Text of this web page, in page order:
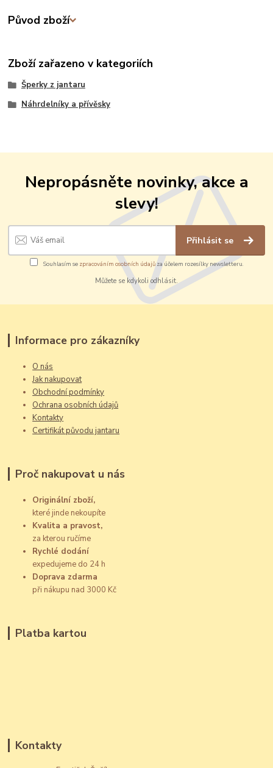
Původ zboží
Zboží zařazeno v kategoriích
Šperky z jantaru
Náhrdelníky a přívěsky
Nepropásněte novinky, akce a
slevy!
Přihlásit se
Souhlasím se zpracováním osobních údajůza účelem rozesílky newsletteru.
Můžete se kdykoli odhlásit.
Informace pro zákazníky
O nás
Jak nakupovat
Obchodní podmínky
Ochrana osobních údajů
Kontakty
Certifikát původu jantaru
Proč nakupovat u nás
Originální zboží,
které jinde nekoupíte
Kvalita a pravost,
za kterou ručíme
Rychlé dodání
expedujeme do 24 h
Doprava zdarma
při nákupu nad 3000 Kč
Platba kartou
Kontakty